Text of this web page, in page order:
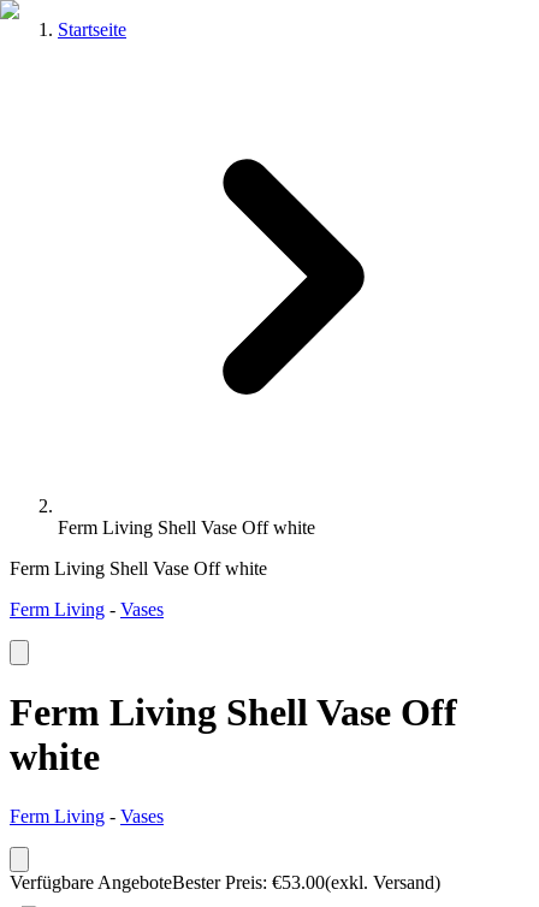
Startseite
Ferm Living Shell Vase Off white
Ferm Living Shell Vase Off white
Ferm Living - Vases
Ferm Living Shell Vase Off
white
Ferm Living - Vases
Verfügbare AngeboteBester Preis: €53.00(exkl. Versand)